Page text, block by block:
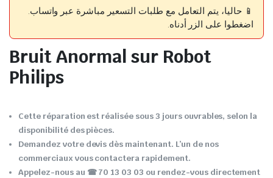
📱 حاليا، يتم التعامل مع طلبات التسعير مباشرة عبر واتساب.
اضغطوا على الزر أدناه.
Bruit Anormal sur Robot
Philips
Cette réparation est réalisée sous 3 jours ouvrables, selon la
disponibilité des pièces.
Demandez votre devis dès maintenant. L’un de nos
commerciaux vous contactera rapidement.
Appelez-nous au ☎ 70 13 03 03 ou rendez-vous directement